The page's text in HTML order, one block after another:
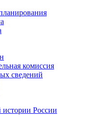
комиссия
сведений
России